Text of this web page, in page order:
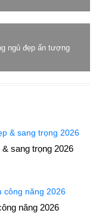
ngủ đẹp ấn tượng
sang trọng 2026
năng 2026